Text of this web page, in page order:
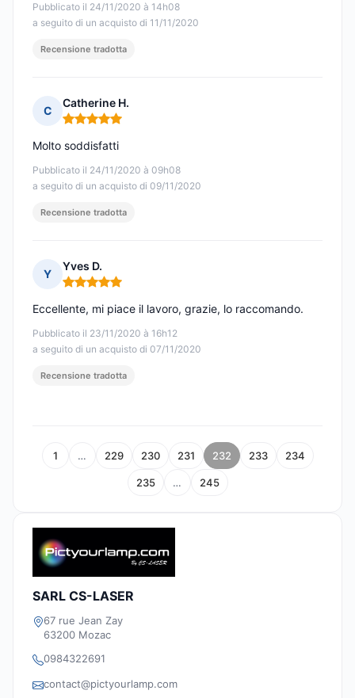
Pubblicato il 24/11/2020 à 14h08
a seguito di un acquisto di 11/11/2020
Recensione tradotta
C
Catherine H.
Nota: 5 su 5
Pubblicato il 24/11/2020 à 09h08
a seguito di un acquisto di 09/11/2020
Molto soddisfatti
Recensione tradotta
Y
Yves D.
Nota: 5 su 5
Pubblicato il 23/11/2020 à 16h12
a seguito di un acquisto di 07/11/2020
Eccellente, mi piace il lavoro, grazie, lo raccomando.
Recensione tradotta
1 … 229 230 231 232 233 234
235 … 245
SARL CS-LASER
67 rue Jean Zay
63200 Mozac
0984322691
contact@pictyourlamp.com